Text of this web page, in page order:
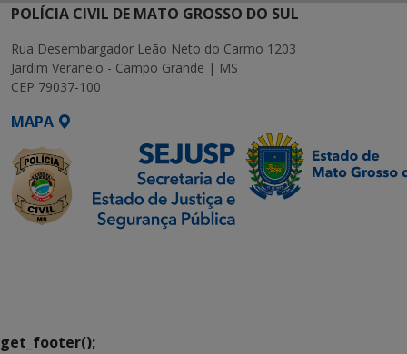
POLÍCIA CIVIL DE MATO GROSSO DO SUL
Rua Desembargador Leão Neto do Carmo 1203
Jardim Veraneio - Campo Grande | MS
CEP 79037-100
MAPA
get_footer();